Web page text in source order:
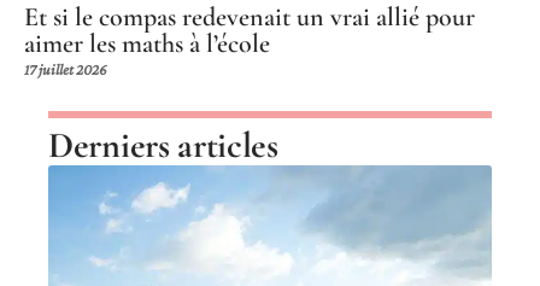
Et si le compas redevenait un vrai allié pour
aimer les maths à l’école
17 juillet 2026
Derniers articles